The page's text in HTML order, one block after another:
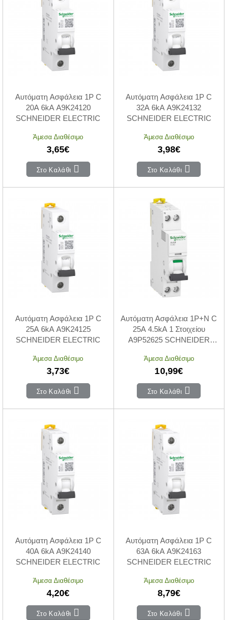
Αυτόματη Ασφάλεια 1P C
20A 6kA A9K24120
SCHNEIDER ELECTRIC
Άμεσα Διαθέσιμο
3,65€
Στο Καλάθι
Αυτόματη Ασφάλεια 1P C
32A 6kA A9K24132
SCHNEIDER ELECTRIC
Άμεσα Διαθέσιμο
3,98€
Στο Καλάθι
Αυτόματη Ασφάλεια 1P C
25A 6kA A9K24125
SCHNEIDER ELECTRIC
Άμεσα Διαθέσιμο
3,73€
Στο Καλάθι
Αυτόματη Ασφάλεια 1P+N C
25A 4.5kA 1 Στοιχείου
A9P52625 SCHNEIDER
Άμεσα Διαθέσιμο
10,99€
Στο Καλάθι
Αυτόματη Ασφάλεια 1P C
40A 6kA A9K24140
SCHNEIDER ELECTRIC
Άμεσα Διαθέσιμο
4,20€
Στο Καλάθι
Αυτόματη Ασφάλεια 1P C
63A 6kA A9K24163
SCHNEIDER ELECTRIC
Άμεσα Διαθέσιμο
8,79€
Στο Καλάθι